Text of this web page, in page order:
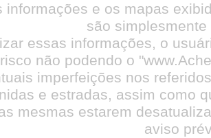
informações e os mapas
são
essas informações, o
não podendo o
imperfeições nos
e estradas, assim como
mesmas estarem
aviso